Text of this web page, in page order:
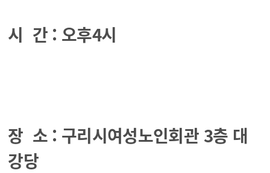
시 간 : 오후4시
장 소 : 구리시여성노인회관 3층 대
강당